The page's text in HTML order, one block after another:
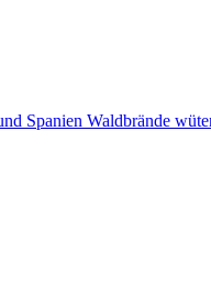
Spanien Waldbrände